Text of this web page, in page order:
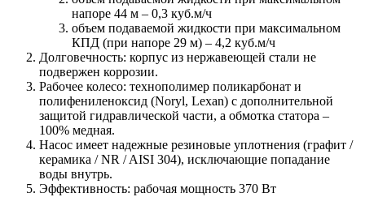
напоре 44 м – 0,3 куб.м/ч
объем подаваемой жидкости при максимальном
КПД (при напоре 29 м) – 4,2 куб.м/ч
Долговечность: корпус из нержавеющей стали не
подвержен коррозии.
Рабочее колесо: технополимер поликарбонат и
полифениленоксид (Noryl, Lexan) с дополнительной
защитой гидравлической части, а обмотка статора –
100% медная.
Насос имеет надежные резиновые уплотнения (графит /
керамика / NR / AISI 304), исключающие попадание
воды внутрь.
Эффективность: рабочая мощность 370 Вт